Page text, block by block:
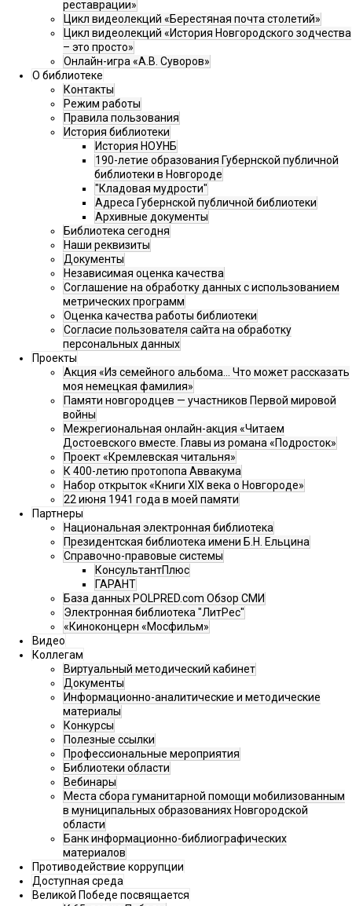
реставрации»
Цикл видеолекций «Берестяная почта столетий»
Цикл видеолекций «История Новгородского зодчества
– это просто»
Онлайн-игра «А.В. Суворов»
О библиотеке
Контакты
Режим работы
Правила пользования
История библиотеки
История НОУНБ
190-летие образования Губернской публичной
библиотеки в Новгороде
"Кладовая мудрости"
Адреса Губернской публичной библиотеки
Архивные документы
Библиотека сегодня
Наши реквизиты
Документы
Независимая оценка качества
Соглашение на обработку данных с использованием
метрических программ
Оценка качества работы библиотеки
Согласие пользователя сайта на обработку
персональных данных
Проекты
Акция «Из семейного альбома... Что может рассказать
моя немецкая фамилия»
Памяти новгородцев — участников Первой мировой
войны
Межрегиональная онлайн-акция «Читаем
Достоевского вместе. Главы из романа «Подросток»
Проект «Кремлевская читальня»
К 400-летию протопопа Аввакума
Набор открыток «Книги XIX века о Новгороде»
22 июня 1941 года в моей памяти
Партнеры
Национальная электронная библиотека
Президентская библиотека имени Б.Н. Ельцина
Справочно-правовые системы
КонсультантПлюс
ГАРАНТ
База данных POLPRED.com Обзор СМИ
Электронная библиотека "ЛитРес"
«Киноконцерн «Мосфильм»
Видео
Коллегам
Виртуальный методический кабинет
Документы
Информационно-аналитические и методические
материалы
Конкурсы
Полезные ссылки
Профессиональные мероприятия
Библиотеки области
Вебинары
Места сбора гуманитарной помощи мобилизованным
в муниципальных образованиях Новгородской
области
Банк информационно-библиографических
материалов
Противодействие коррупции
Доступная среда
Великой Победе посвящается